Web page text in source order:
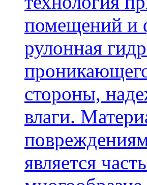
помещений и
рулонная
стороны,
влаги.
является